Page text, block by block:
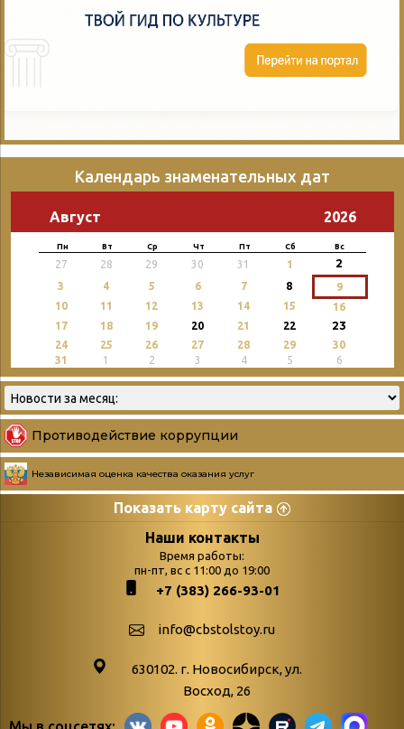
Календарь знаменательных дат
Август 2026
Пн Вт Ср Чт Пт Сб Вс
27 28 29 30 31 1 2
3 4 5 6 7 8
9
10
11 12 13 14 15
16
17
18 19 20 21 22 23
24 25 26 27 28 29
30
31
1 2 3 4 5 6
Противодействие коррупции
Независимая оценка качества оказания услуг
Показать карту сайта
Страницы
podvedenie-itogov-festivalya-
paskhalnaya-palitra
поступлений
Война. Народ.
Наши контакты
Время работы:
пн-пт, вс с 11:00 до 19:00
+7 (383) 266-93-01
info@cbstolstoy.ru
630102. г. Новосибирск, ул.
Восход, 26